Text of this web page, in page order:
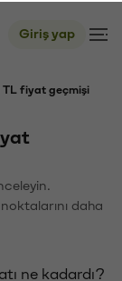
Giriş yap
TL fiyat geçmişi
daha
ne kadardı?